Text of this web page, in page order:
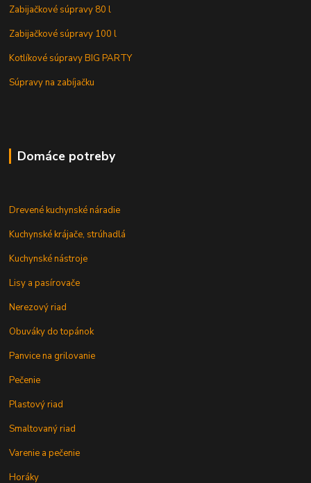
Zabijačkové súpravy 80 l
Zabijačkové súpravy 100 l
Kotlíkové súpravy BIG PARTY
Súpravy na zabíjačku
Domáce potreby
Drevené kuchynské náradie
Kuchynské krájače, strúhadlá
Kuchynské nástroje
Lisy a pasírovače
Nerezový riad
Obuváky do topánok
Panvice na grilovanie
Pečenie
Plastový riad
Smaltovaný riad
Varenie a pečenie
Horáky